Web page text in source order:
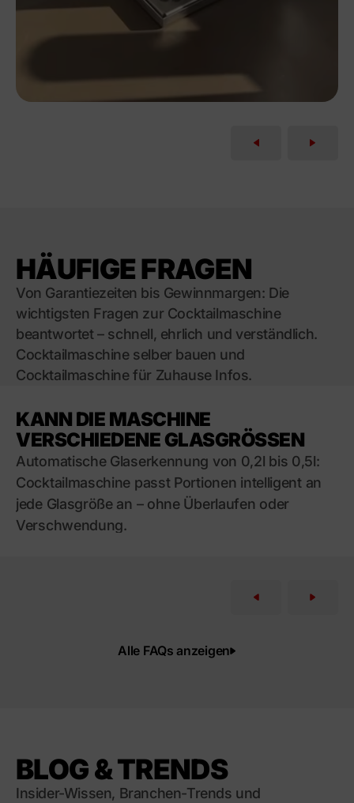
HÄUFIGE FRAGEN
Von Garantiezeiten bis Gewinnmargen: Die
wichtigsten Fragen zur Cocktailmaschine
beantwortet – schnell, ehrlich und verständlich.
Cocktailmaschine selber bauen und
Cocktailmaschine für Zuhause Infos.
KANN DIE MASCHINE
VERSCHIEDENE GLASGRÖSSEN B
EDIENEN?
Automatische Glaserkennung von 0,2l bis 0,5l:
Cocktailmaschine passt Portionen intelligent an
jede Glasgröße an – ohne Überlaufen oder
Verschwendung.
Alle FAQs anzeigen
BLOG & TRENDS
Insider-Wissen, Branchen-Trends und